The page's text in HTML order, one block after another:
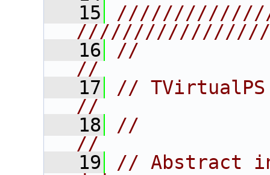
   15
   16
//
//
   17
// TVirtualPS
//
   18
//
//
   19
// Abstract